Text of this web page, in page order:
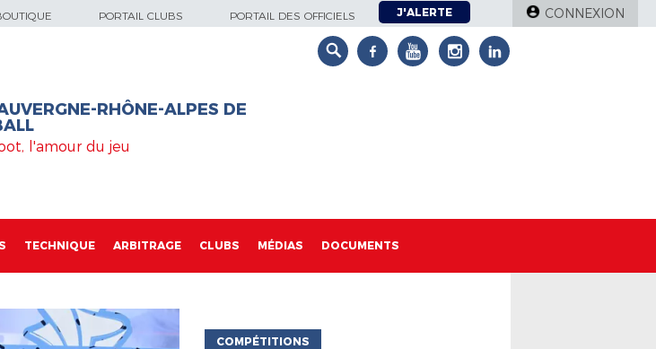
PORTAIL CLUBS PORTAIL DES OFFICIELS J'ALERTE CONNEXION
RHÔNE-ALPES DE
l'amour du jeu
TECHNIQUE ARBITRAGE CLUBS MÉDIAS DOCUMENTS
COMPÉTITIONS